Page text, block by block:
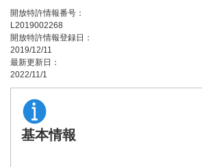
開放特許情報番号：
L2019002268
開放特許情報登録日：
2019/12/11
最新更新日：
2022/11/1
基本情報